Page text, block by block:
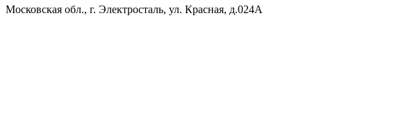
Московская обл., г. Электросталь, ул. Красная, д.024А